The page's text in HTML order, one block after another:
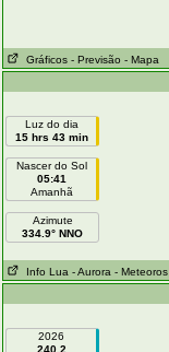
Gráficos - Previsão - Mapa
Luz do dia
15 hrs 43 min
Nascer do Sol
05:41
Amanhã
Azimute
334.9° NNO
Info Lua - Aurora - Meteoros
2026
240.2